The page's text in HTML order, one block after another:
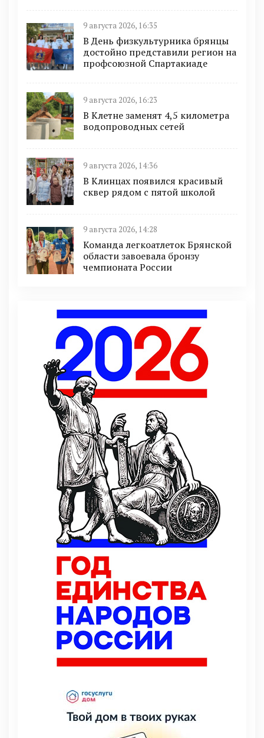
9 августа 2026, 16:35
В День физкультурника брянцы
достойно представили регион на
профсоюзной Спартакиаде
9 августа 2026, 16:23
В Клетне заменят 4,5 километра
водопроводных сетей
9 августа 2026, 14:36
В Клинцах появился красивый
сквер рядом с пятой школой
9 августа 2026, 14:28
Команда легкоатлеток Брянской
области завоевала бронзу
чемпионата России